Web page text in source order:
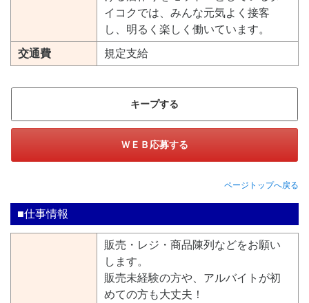
イコクでは、みんな元気よく接客
し、明るく楽しく働いています。
交通費 規定支給
キープする
ＷＥＢ応募する
ページトップへ戻る
■仕事情報
販売・レジ・商品陳列などをお願い
します。
販売未経験の方や、アルバイトが初
めての方も大丈夫！